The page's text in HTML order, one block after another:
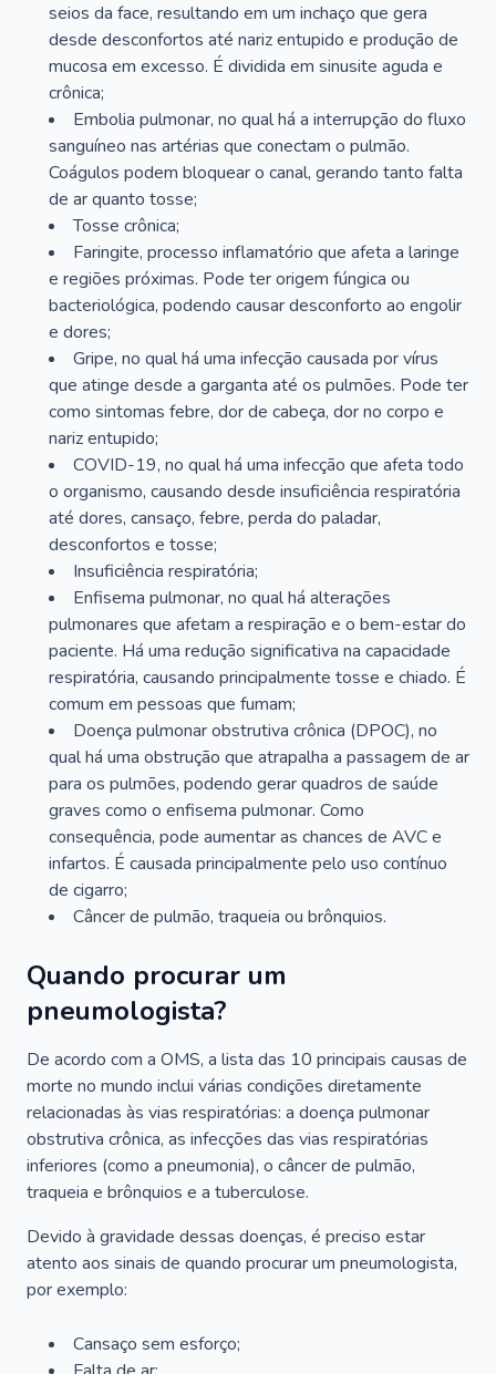
seios da face, resultando em um inchaço que gera
desde desconfortos até nariz entupido e produção de
mucosa em excesso. É dividida em sinusite aguda e
crônica;
Embolia pulmonar, no qual há a interrupção do fluxo
sanguíneo nas artérias que conectam o pulmão.
Coágulos podem bloquear o canal, gerando tanto falta
de ar quanto tosse;
Tosse crônica;
Faringite, processo inflamatório que afeta a laringe
e regiões próximas. Pode ter origem fúngica ou
bacteriológica, podendo causar desconforto ao engolir
e dores;
Gripe, no qual há uma infecção causada por vírus
que atinge desde a garganta até os pulmões. Pode ter
como sintomas febre, dor de cabeça, dor no corpo e
nariz entupido;
COVID-19, no qual há uma infecção que afeta todo
o organismo, causando desde insuficiência respiratória
até dores, cansaço, febre, perda do paladar,
desconfortos e tosse;
Insuficiência respiratória;
Enfisema pulmonar, no qual há alterações
pulmonares que afetam a respiração e o bem-estar do
paciente. Há uma redução significativa na capacidade
respiratória, causando principalmente tosse e chiado. É
comum em pessoas que fumam;
Doença pulmonar obstrutiva crônica (DPOC), no
qual há uma obstrução que atrapalha a passagem de ar
para os pulmões, podendo gerar quadros de saúde
graves como o enfisema pulmonar. Como
consequência, pode aumentar as chances de AVC e
infartos. É causada principalmente pelo uso contínuo
de cigarro;
Câncer de pulmão, traqueia ou brônquios.
Quando procurar um
pneumologista?
De acordo com a OMS, a lista das 10 principais causas de
morte no mundo inclui várias condições diretamente
relacionadas às vias respiratórias: a doença pulmonar
obstrutiva crônica, as infecções das vias respiratórias
inferiores (como a pneumonia), o câncer de pulmão,
traqueia e brônquios e a tuberculose.
Devido à gravidade dessas doenças, é preciso estar
atento aos sinais de quando procurar um pneumologista,
por exemplo:
Cansaço sem esforço;